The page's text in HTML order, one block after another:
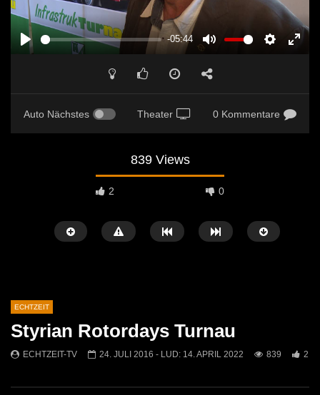
PLAY
-05:44
MUTE
Auto Nächstes Theater 0 Kommentare
839 Views
2 0
07:46
Mittendrin
Kammern
ECHTZEIT
Styrian Rotordays Turnau
ECHTZEIT-TV 24. JULI 2016 - LUD: 14. APRIL 2022 839 2